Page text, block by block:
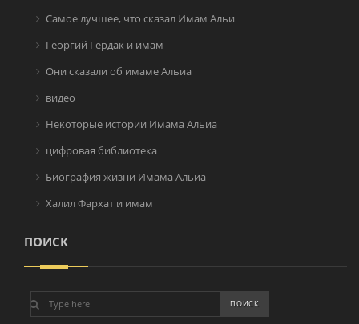
Самое лучшее, что сказал Имам Альи
Георгий Гердак и имам
Они сказали об имаме Альиа
видео
Некоторые истории Имама Альиа
цифровая библиотека
Биография жизни Имама Альиа
Халил Фархат и имам
ПОИСК